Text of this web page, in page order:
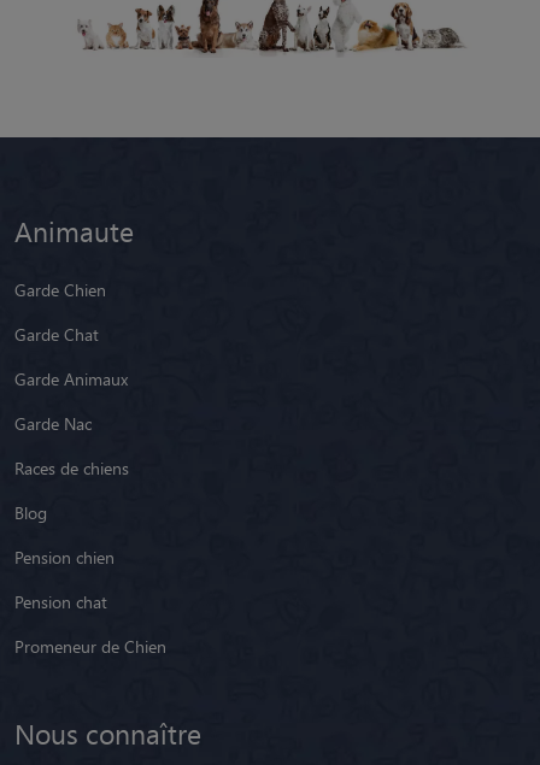
Animaute
Garde Chien
Garde Chat
Garde Animaux
Garde Nac
Races de chiens
Blog
Pension chien
Pension chat
Promeneur de Chien
Nous connaître